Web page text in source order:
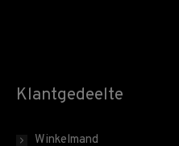
Klantgedeelte
Winkelmand